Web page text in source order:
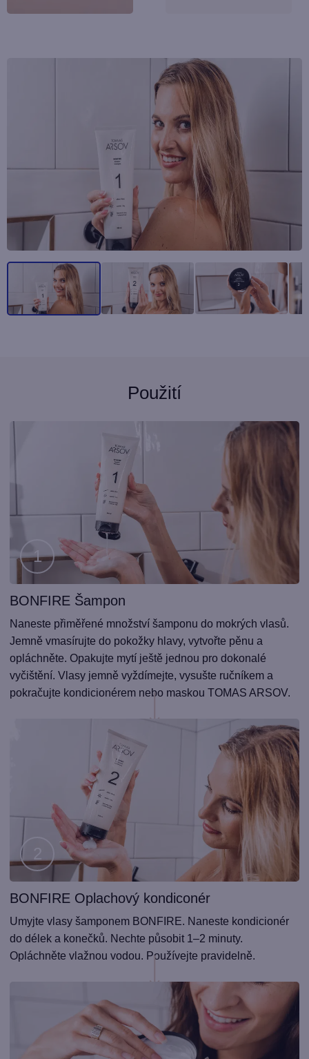
Použití
Krok
1
BONFIRE Šampon
Naneste přiměřené množství šamponu do mokrých vlasů.
Jemně vmasírujte do pokožky hlavy, vytvořte pěnu a
opláchněte. Opakujte mytí ještě jednou pro dokonalé
vyčištění. Vlasy jemně vyždímejte, vysušte ručníkem a
pokračujte kondicionérem nebo maskou TOMAS ARSOV.
Krok
2
BONFIRE Oplachový kondiconér
Umyjte vlasy šamponem BONFIRE. Naneste kondicionér
do délek a konečků. Nechte působit 1–2 minuty.
Opláchněte vlažnou vodou. Používejte pravidelně.